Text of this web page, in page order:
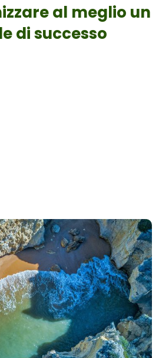
al meglio un
di successo